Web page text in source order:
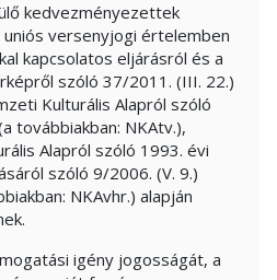
kedvezményezettek
versenyjogi értelemben
kapcsolatos eljárásról és a
szóló 37/2011. (III. 22.)
Kulturális Alapról szóló
továbbiakban: NKAtv.),
Alapról szóló 1993. évi
szóló 9/2006. (V. 9.)
NKAvhr.) alapján
igény jogosságát, a